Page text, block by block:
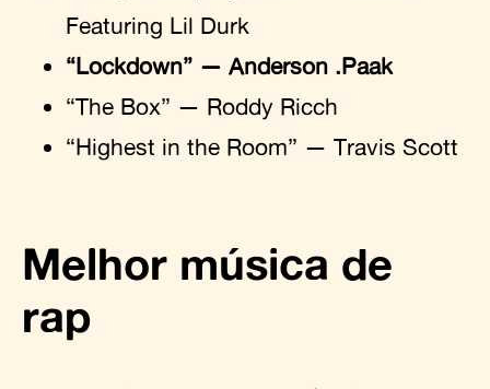
Featuring Lil Durk
“Lockdown” — Anderson .Paak
“The Box” — Roddy Ricch
“Highest in the Room” — Travis Scott
Melhor música de
rap